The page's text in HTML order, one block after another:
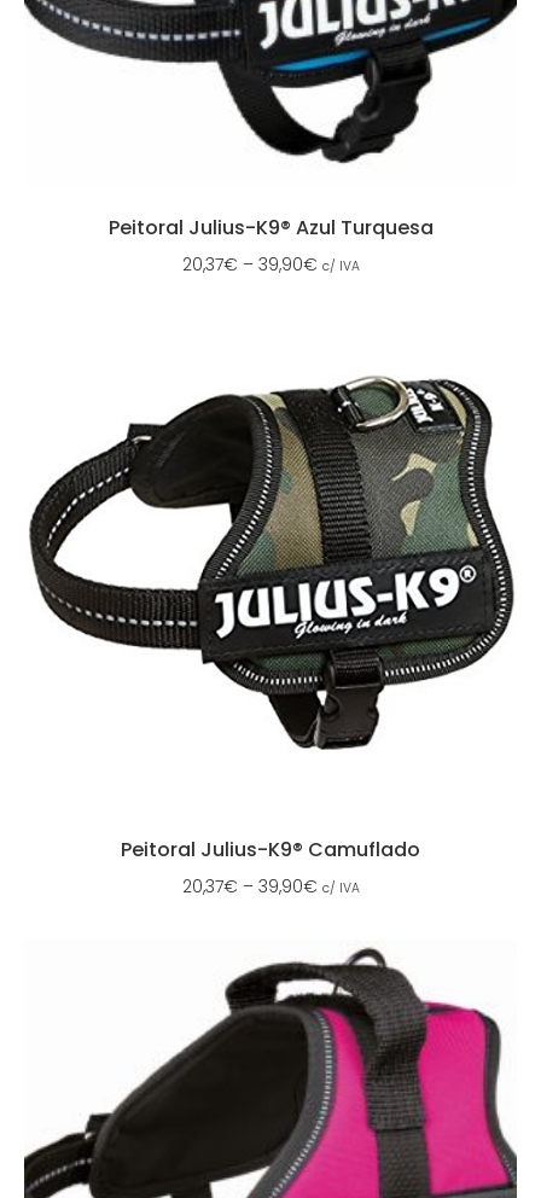
Peitoral Julius-K9® Azul Turquesa
20,37€ – 39,90€ c/ IVA
Peitoral Julius-K9® Camuflado
20,37€ – 39,90€ c/ IVA